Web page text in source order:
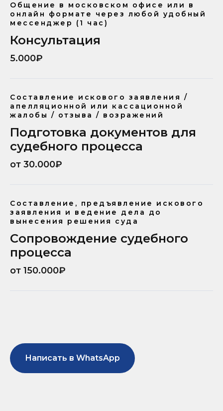
Общение в московском офисе или в
онлайн формате через любой удобный
мессенджер (1 час)
Консультация
5.000₽
Составление искового заявления /
апелляционной или кассационной
жалобы / отзыва / возражений
Подготовка документов для
судебного процесса
от 30.000₽
Составление, предъявление искового
заявления и ведение дела до
вынесения решения суда
Сопровождение судебного
процесса
от 150.000₽
Написать в WhatsApp